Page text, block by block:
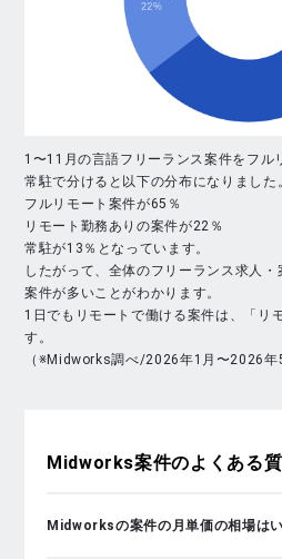
1〜11月の言語フリーランス案件をフル
常駐で分けると以下の分布になりました
フルリモート案件が65％
リモート勤務ありの案件が22％
常駐が13％となっています。
したがって、全体のフリーランス求人・
案件が多いことがわかります。
1日でもリモートで働ける案件は、「リ
す。
（※Midworks調べ/2026年1月〜2026年
Midworks案件のよくある
Midworksの案件の月単価の相場は